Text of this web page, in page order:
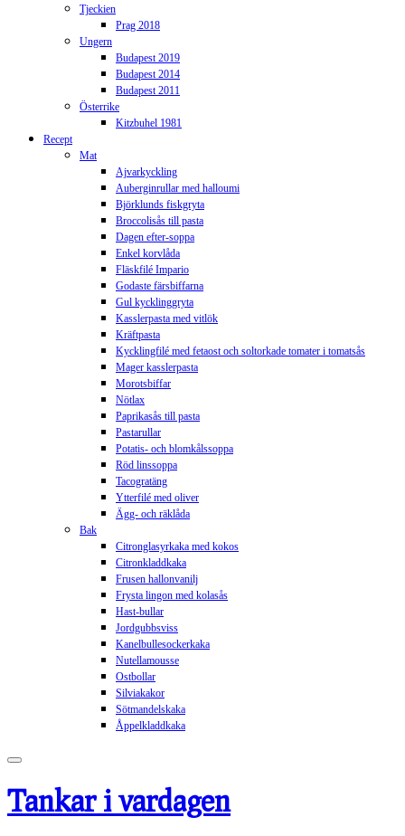
Tjeckien
Prag 2018
Ungern
Budapest 2019
Budapest 2014
Budapest 2011
Österrike
Kitzbuhel 1981
Recept
Mat
Ajvarkyckling
Auberginrullar med halloumi
Björklunds fiskgryta
Broccolisås till pasta
Dagen efter-soppa
Enkel korvlåda
Fläskfilé Impario
Godaste färsbiffarna
Gul kycklinggryta
Kasslerpasta med vitlök
Kräftpasta
Kycklingfilé med fetaost och soltorkade tomater i tomatsås
Mager kasslerpasta
Morotsbiffar
Nötlax
Paprikasås till pasta
Pastarullar
Potatis- och blomkålssoppa
Röd linssoppa
Tacogratäng
Ytterfilé med oliver
Ägg- och räklåda
Bak
Citronglasyrkaka med kokos
Citronkladdkaka
Frusen hallonvanilj
Frysta lingon med kolasås
Hast-bullar
Jordgubbsviss
Kanelbullesockerkaka
Nutellamousse
Ostbollar
Silviakakor
Sötmandelskaka
Åppelkladdkaka
Tankar i vardagen